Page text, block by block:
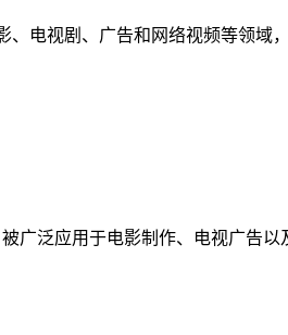
、电视剧、广告和网络视频等领
广泛应用于电影制作、电视广告